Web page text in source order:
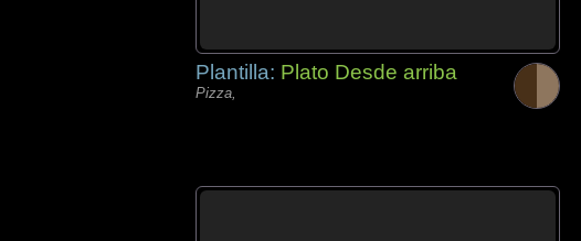
Plantilla: Plato Desde arriba
Pizza,